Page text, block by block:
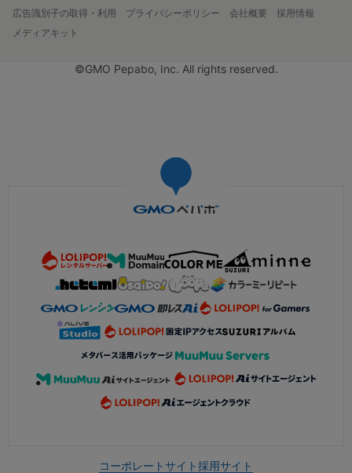
広告識別子の取得・利用
プライバシーポリシー 会社概要
採用情報
メディアキット
©GMO Pepabo, Inc. All rights reserved.
コーポレートサイト採用サイト